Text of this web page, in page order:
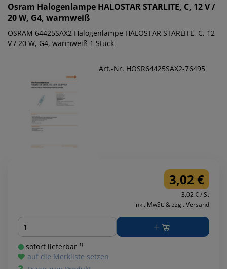
Osram Halogenlampe HALOSTAR STARLITE, C, 12 V /
20 W, G4, warmweiß
OSRAM 64425SAX2 Halogenlampe HALOSTAR STARLITE, C, 12
V / 20 W, G4, warmweiß 1 Stück
Art.-Nr. HOSR64425SAX2-76495
3,02 €
3.02 € / St
inkl. MwSt. & zzgl. Versand
Menge
sofort lieferbar ¹⁾
auf die Merkliste setzen